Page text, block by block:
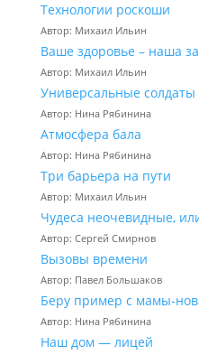
Технологии роскоши
Автор: Михаил Ильин
Ваше здоровье – наша
Автор: Михаил Ильин
Универсальные
Автор: Нина Рябинина
Атмосфера бала
Автор: Нина Рябинина
Три барьера на пути
Автор: Михаил Ильин
Чудеса неочевидные,
Автор: Сергей Смирнов
Вызовы времени
Автор: Павел Большаков
Беру пример с мамы-
Автор: Нина Рябинина
Наш дом — лицей